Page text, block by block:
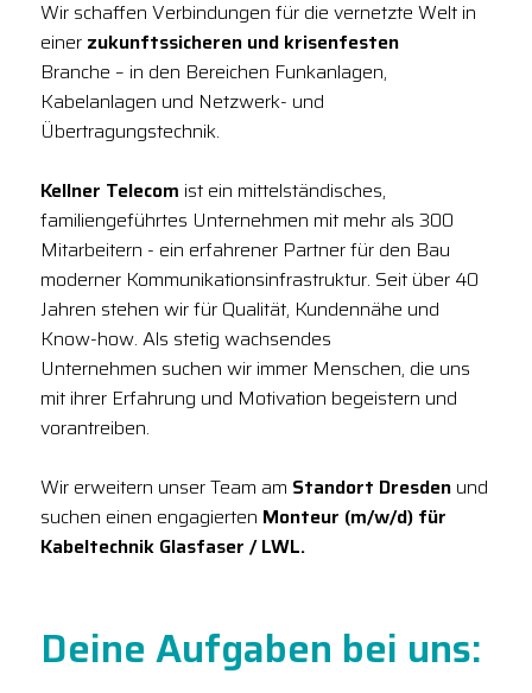
Wir schaffen Verbindungen für die vernetzte Welt in
einer zukunftssicheren und krisenfesten
Branche – in den Bereichen Funkanlagen,
Kabelanlagen und Netzwerk- und
Übertragungstechnik.
Kellner Telecom ist ein mittelständisches,
familiengeführtes Unternehmen mit mehr als 300
Mitarbeitern - ein erfahrener Partner für den Bau
moderner Kommunikationsinfrastruktur. Seit über 40
Jahren stehen wir für Qualität, Kundennähe und
Know-how. Als stetig wachsendes
Unternehmen suchen wir immer Menschen, die uns
mit ihrer Erfahrung und Motivation begeistern und
vorantreiben.
Wir erweitern unser Team am Standort Dresden und
suchen einen engagierten Monteur (m/w/d) für
Kabeltechnik Glasfaser / LWL.
Deine Aufgaben bei uns: